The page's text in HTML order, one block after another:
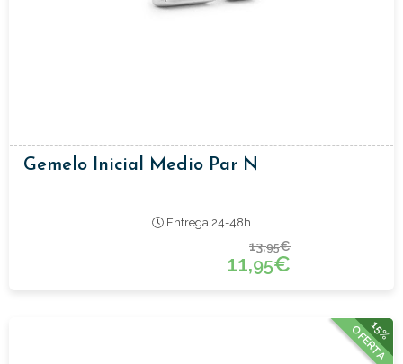
Gemelo Inicial Medio Par N
Entrega 24-48h
13,95€
11,95€
15%
OFERTA